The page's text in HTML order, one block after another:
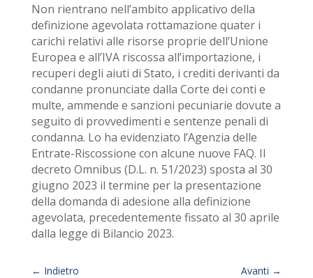
Non rientrano nell’ambito applicativo della
definizione agevolata rottamazione quater i
carichi relativi alle risorse proprie dell’Unione
Europea e all’IVA riscossa all’importazione, i
recuperi degli aiuti di Stato, i crediti derivanti da
condanne pronunciate dalla Corte dei conti e
multe, ammende e sanzioni pecuniarie dovute a
seguito di provvedimenti e sentenze penali di
condanna. Lo ha evidenziato l’Agenzia delle
Entrate-Riscossione con alcune nuove FAQ. Il
decreto Omnibus (D.L. n. 51/2023) sposta al 30
giugno 2023 il termine per la presentazione
della domanda di adesione alla definizione
agevolata, precedentemente fissato al 30 aprile
dalla legge di Bilancio 2023.
← Indietro Avanti →